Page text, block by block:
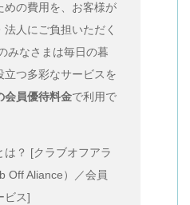
めの費用を、お客様が
人にご負担いただく
みなさまは毎日の暮
立つ多彩なサービスを
会員優待料金で利用で
？ [クラブオフアラ
Off Aliance）／会員
ビス]